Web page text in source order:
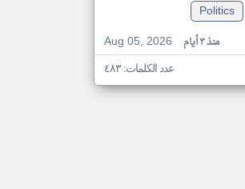
Politics
Aug 05, 2026
منذ ٣ أيام
عدد الكلمات: ٤٨٣